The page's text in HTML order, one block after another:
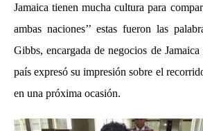
Jamaica tienen mucha cultura para
ambas naciones’’ estas fueron las
Gibbs, encargada de negocios de
país expresó su impresión sobre el
en una próxima ocasión.